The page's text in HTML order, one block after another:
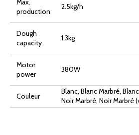
Max.
production
2.5kg/h
Dough
capacity
1.3kg
Motor
power
380W
Couleur
Blanc, Blanc Marbré,
Noir Marbré, Noir Marbré